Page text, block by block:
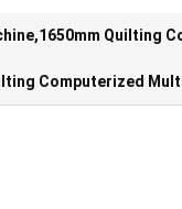
Quilting
Computerized